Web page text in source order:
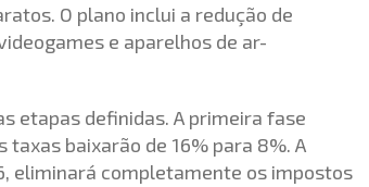
O plano inclui a redução de
e aparelhos de ar-
etapas definidas. A primeira fase
taxas baixarão de 16% para 8%. A
eliminará completamente os impostos